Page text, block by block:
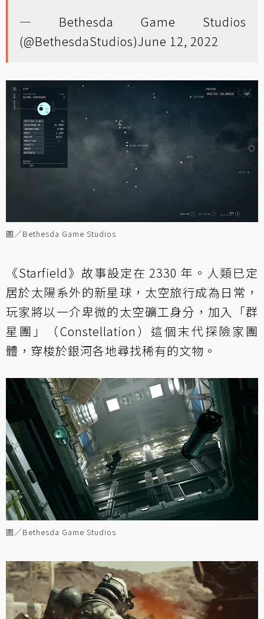
— Bethesda Game Studios
(@BethesdaStudios)June 12, 2022
圖／Bethesda Game Studios
《Starfield》故事設定在 2330 年。人類已定
居於太陽系外的新星球，太空旅行成為日常，
玩家將以一介卑微的太空礦工身分，加入「群
星團」（Constellation）這個末代探險家團
體，穿梭於銀河各地尋找稀有的文物。
圖／Bethesda Game Studios